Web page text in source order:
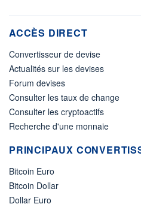
ACCÈS DIRECT
Convertisseur de devise
Actualités sur les devises
Forum devises
Consulter les taux de change
Consulter les cryptoactifs
Recherche d'une monnaie
PRINCIPAUX
Bitcoin Euro
Bitcoin Dollar
Dollar Euro